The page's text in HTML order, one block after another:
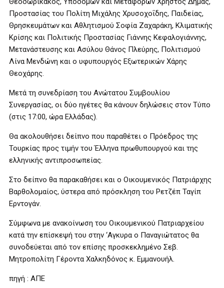
Προστασίας του Πολίτη Μιχάλης Χρυσοχοΐδης, Παιδείας,
Θρησκευμάτων και Αθλητισμού Σοφία Ζαχαράκη, Κλιματικής
Κρίσης και Πολιτικής Προστασίας Γιάννης Κεφαλογιάννης,
Μετανάστευσης και Ασύλου Θάνος Πλεύρης, Πολιτισμού
Λίνα Μενδώνη και ο υφυπουργός Εξωτερικών Χάρης
Θεοχάρης.
Μετά τη συνεδρίαση του Ανώτατου Συμβουλίου
Συνεργασίας, οι δύο ηγέτες θα κάνουν δηλώσεις στον Τύπο
(στις 17:00, ώρα Ελλάδας).
Θα ακολουθήσει δείπνο που παραθέτει ο Πρόεδρος της
Τουρκίας προς τιμήν του Έλληνα πρωθυπουργού και της
ελληνικής αντιπροσωπείας.
Στο δείπνο θα παρακαθήσει και ο Οικουμενικός Πατριάρχης
Βαρθολομαίος, ύστερα από πρόσκληση του Ρετζέπ Ταγίπ
Ερντογάν.
Σύμφωνα με ανακοίνωση του Οικουμενικού Πατριαρχείου
κατά την επίσκεψή του στην ‘Αγκυρα ο Παναγιώτατος θα
συνοδεύεται από τον επίσης προσκεκλημένο Σεβ.
Μητροπολίτη Γέροντα Χαλκηδόνος κ. Εμμανουήλ.
πηγή : ΑΠΕ